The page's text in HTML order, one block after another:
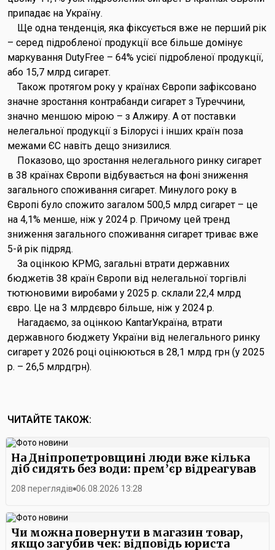
припадає на Україну.
Ще одна тенденція, яка фіксується вже не перший рік
– серед підробленої продукції все більше домінує
маркування DutyFree – 64% усієї підробленої продукції,
або 15,7 млрд сигарет.
Також протягом року у країнах Європи зафіксовано
значне зростання контрабанди сигарет з Туреччини,
значно меншою мірою – з Алжиру. А от поставки
нелегальної продукції з Білорусі і інших країн поза
межами ЄС навіть дещо знизилися.
Показово, що зростання нелегального ринку сигарет
в 38 країнах Європи відбувається на фоні зниження
загального споживання сигарет. Минулого року в
Європі було спожито загалом 500,5 млрд сигарет – це
на 4,1% менше, ніж у 2024 р. Причому цей тренд
зниження загального споживання сигарет триває вже
5-й рік підряд.
За оцінкою KPMG, загальні втрати державних
бюджетів 38 країн Європи від нелегальної торгівлі
тютюновими виробами у 2025 р. склали 22,4 млрд
євро. Це на 3 млрдєвро більше, ніж у 2024 р.
Нагадаємо, за оцінкою KantarУкраїна, втрати
державного бюджету України від нелегального ринку
сигарет у 2026 році оцінюються в 28,1 млрд грн (у 2025
р. – 26,5 млрдгрн).
ЧИТАЙТЕ ТАКОЖ:
На Дніпропетровщині люди вже кілька
діб сидять без води: прем’єр відреагував
208 переглядів 06.08.2026 13:28
Чи можна повернути в магазин товар,
якщо загубив чек: відповідь юриста